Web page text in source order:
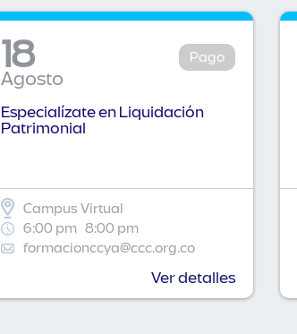
18
Agosto
Pago
Especialízate en Liquidación
Patrimonial
Campus Virtual
6:00 pm 8:00 pm
formacionccya@ccc.org.co
Ver detalles